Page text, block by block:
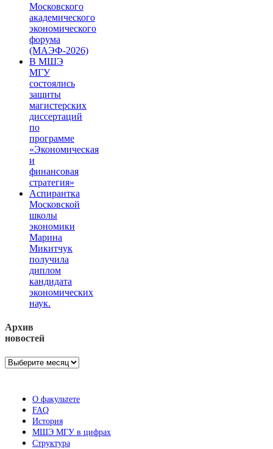
Московского
академического
экономического
форума
(МАЭФ-2026)
В МШЭ
МГУ
состоялись
защиты
магистерских
диссертаций
по
программе
«Экономическая
и
финансовая
стратегия»
Аспирантка
Московской
школы
экономики
Марина
Микитчук
получила
диплом
кандидата
экономических
наук.
Архив
новостей
Архив
О факультете
FAQ
История
МШЭ МГУ в цифрах
Структура